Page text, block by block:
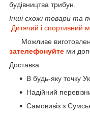
будівництва трибун.
Інші схожі товари та
Дитячий і спортивний
Можливе
зателефонуйте ми
Доставка
В будь-яку точку
Надійний
Самовивіз з